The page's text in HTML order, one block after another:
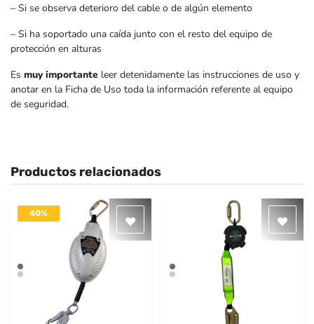
– Si se observa deterioro del cable o de algún elemento
– Si ha soportado una caída junto con el resto del equipo de
protección en alturas
Es muy importante leer detenidamente las instrucciones de uso y
anotar en la Ficha de Uso toda la información referente al equipo
de seguridad.
Productos relacionados
40%